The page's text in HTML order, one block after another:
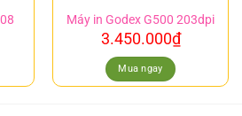
Máy in Godex G500 203dpi
3.450.000₫
Mua ngay